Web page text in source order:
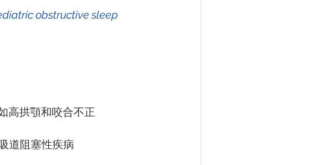
高拱顎和咬合不正
道阻塞性疾病